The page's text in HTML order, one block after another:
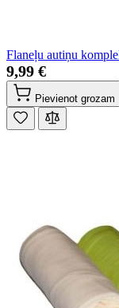
Flaneļu autiņu
9,99 €
Pievienot grozam